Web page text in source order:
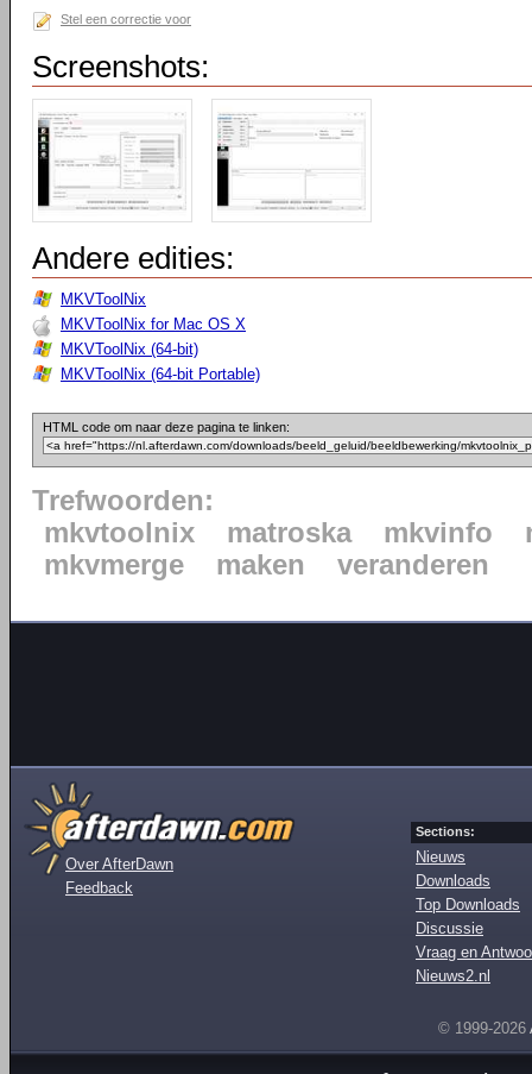
Stel een correctie voor
Screenshots:
Andere edities:
MKVToolNix
MKVToolNix for Mac OS X
MKVToolNix (64-bit)
MKVToolNix (64-bit Portable)
HTML code om naar deze pagina te linken:
Trefwoorden:
mkvtoolnix
matroska mkvinfo
mkvmerge
maken veranderen
Over AfterDawn
Feedback
Sections:
Nieuws
Downloads
Top Downloads
Discussie
Vraag en
Nieuws2.nl
© 1999-2026